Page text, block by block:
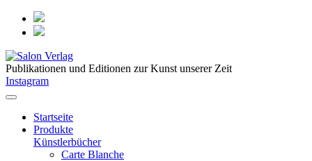
Publikationen und Editionen zur Kunst unserer Zeit
Instagram
Startseite
Produkte
Künstlerbücher
Carte Blanche